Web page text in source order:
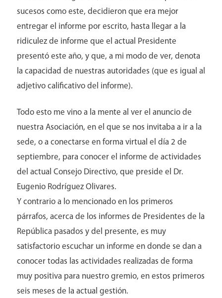
Catalogo de Eventos
sucesos como este, decidieron que era mejor
entregar el informe por escrito, hasta llegar a la
ridiculez de informe que el actual Presidente
presentó este año, y que, a mi modo de ver, denota
la capacidad de nuestras autoridades (que es igual al
adjetivo calificativo del informe).
Todo esto me vino a la mente al ver el anuncio de
nuestra Asociación, en el que se nos invitaba a ir a la
sede, o a conectarse en forma virtual el día 2 de
septiembre, para conocer el informe de actividades
del actual Consejo Directivo, que preside el Dr.
Eugenio Rodríguez Olivares.
Y contrario a lo mencionado en los primeros
párrafos, acerca de los informes de Presidentes de la
República pasados y del presente, es muy
satisfactorio escuchar un informe en donde se dan a
conocer todas las actividades realizadas de forma
muy positiva para nuestro gremio, en estos primeros
seis meses de la actual gestión.